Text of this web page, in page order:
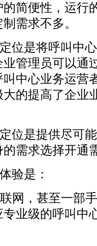
简便性，运行
需求不多。
是将呼叫中
管理员可以通
中心业务运营
的提高了企业
是提供尽可
需求选择开通
验是：
，甚至一部手
业级的呼叫中